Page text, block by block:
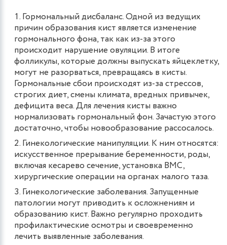
Гормональный дисбаланс. Одной из ведущих
причин образования кист является изменение
гормонального фона, так как из-за этого
происходит нарушение овуляции. В итоге
фолликулы, которые должны выпускать яйцеклетку,
могут не разорваться, превращаясь в кисты.
Гормональные сбои происходят из-за стрессов,
строгих диет, смены климата, вредных привычек,
дефицита веса. Для лечения кисты важно
нормализовать гормональный фон. Зачастую этого
достаточно, чтобы новообразование рассосалось.
Гинекологические манипуляции. К ним относятся:
искусственное прерывание беременности, роды,
включая кесарево сечение, установка ВМС,
хирургические операции на органах малого таза.
Гинекологические заболевания. Запущенные
патологии могут приводить к осложнениям и
образованию кист. Важно регулярно проходить
профилактические осмотры и своевременно
лечить выявленные заболевания.